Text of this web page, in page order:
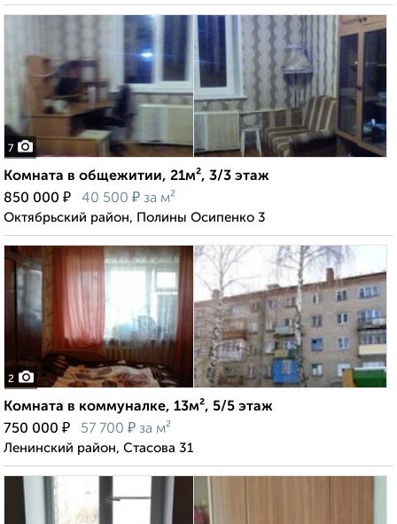
7
Комната в общежитии, 21м², 3/3 этаж
850 000 ₽ 40 500 ₽ за м²
Октябрьский район, Полины Осипенко 3
2
Комната в коммуналке, 13м², 5/5 этаж
750 000 ₽ 57 700 ₽ за м²
Ленинский район, Стасова 31